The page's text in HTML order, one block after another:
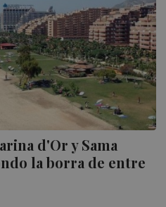
d'Or y Sama
la borra de entre